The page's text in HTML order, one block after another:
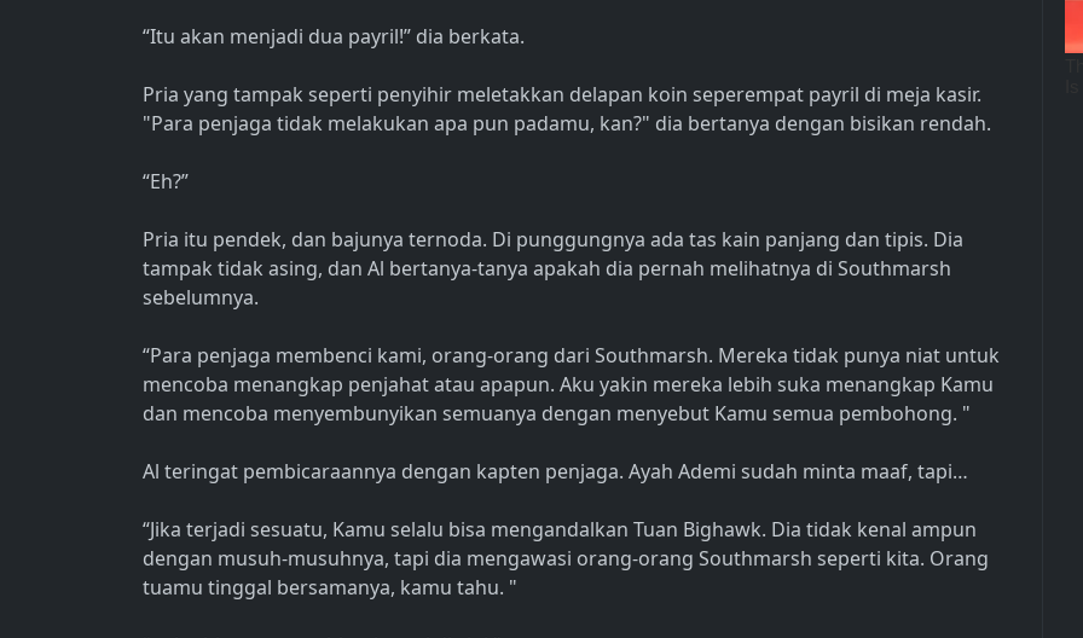
“Itu akan menjadi dua payril!” dia berkata.
Pria yang tampak seperti penyihir meletakkan delapan koin seperempat payril di meja kasir.
"Para penjaga tidak melakukan apa pun padamu, kan?" dia bertanya dengan bisikan rendah.
“Eh?”
Pria itu pendek, dan bajunya ternoda. Di punggungnya ada tas kain panjang dan tipis. Dia
tampak tidak asing, dan Al bertanya-tanya apakah dia pernah melihatnya di Southmarsh
sebelumnya.
“Para penjaga membenci kami, orang-orang dari Southmarsh. Mereka tidak punya niat untuk
mencoba menangkap penjahat atau apapun. Aku yakin mereka lebih suka menangkap Kamu
dan mencoba menyembunyikan semuanya dengan menyebut Kamu semua pembohong. "
Al teringat pembicaraannya dengan kapten penjaga. Ayah Ademi sudah minta maaf, tapi…
“Jika terjadi sesuatu, Kamu selalu bisa mengandalkan Tuan Bighawk. Dia tidak kenal ampun
dengan musuh-musuhnya, tapi dia mengawasi orang-orang Southmarsh seperti kita. Orang
tuamu tinggal bersamanya, kamu tahu. "